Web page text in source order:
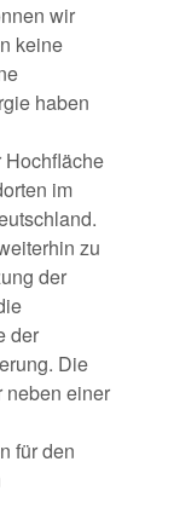
wir
keine
haben
Hochfläche
im
zu
der
der
Die
neben einer
für den